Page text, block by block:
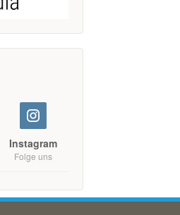
Instagram
Folge uns